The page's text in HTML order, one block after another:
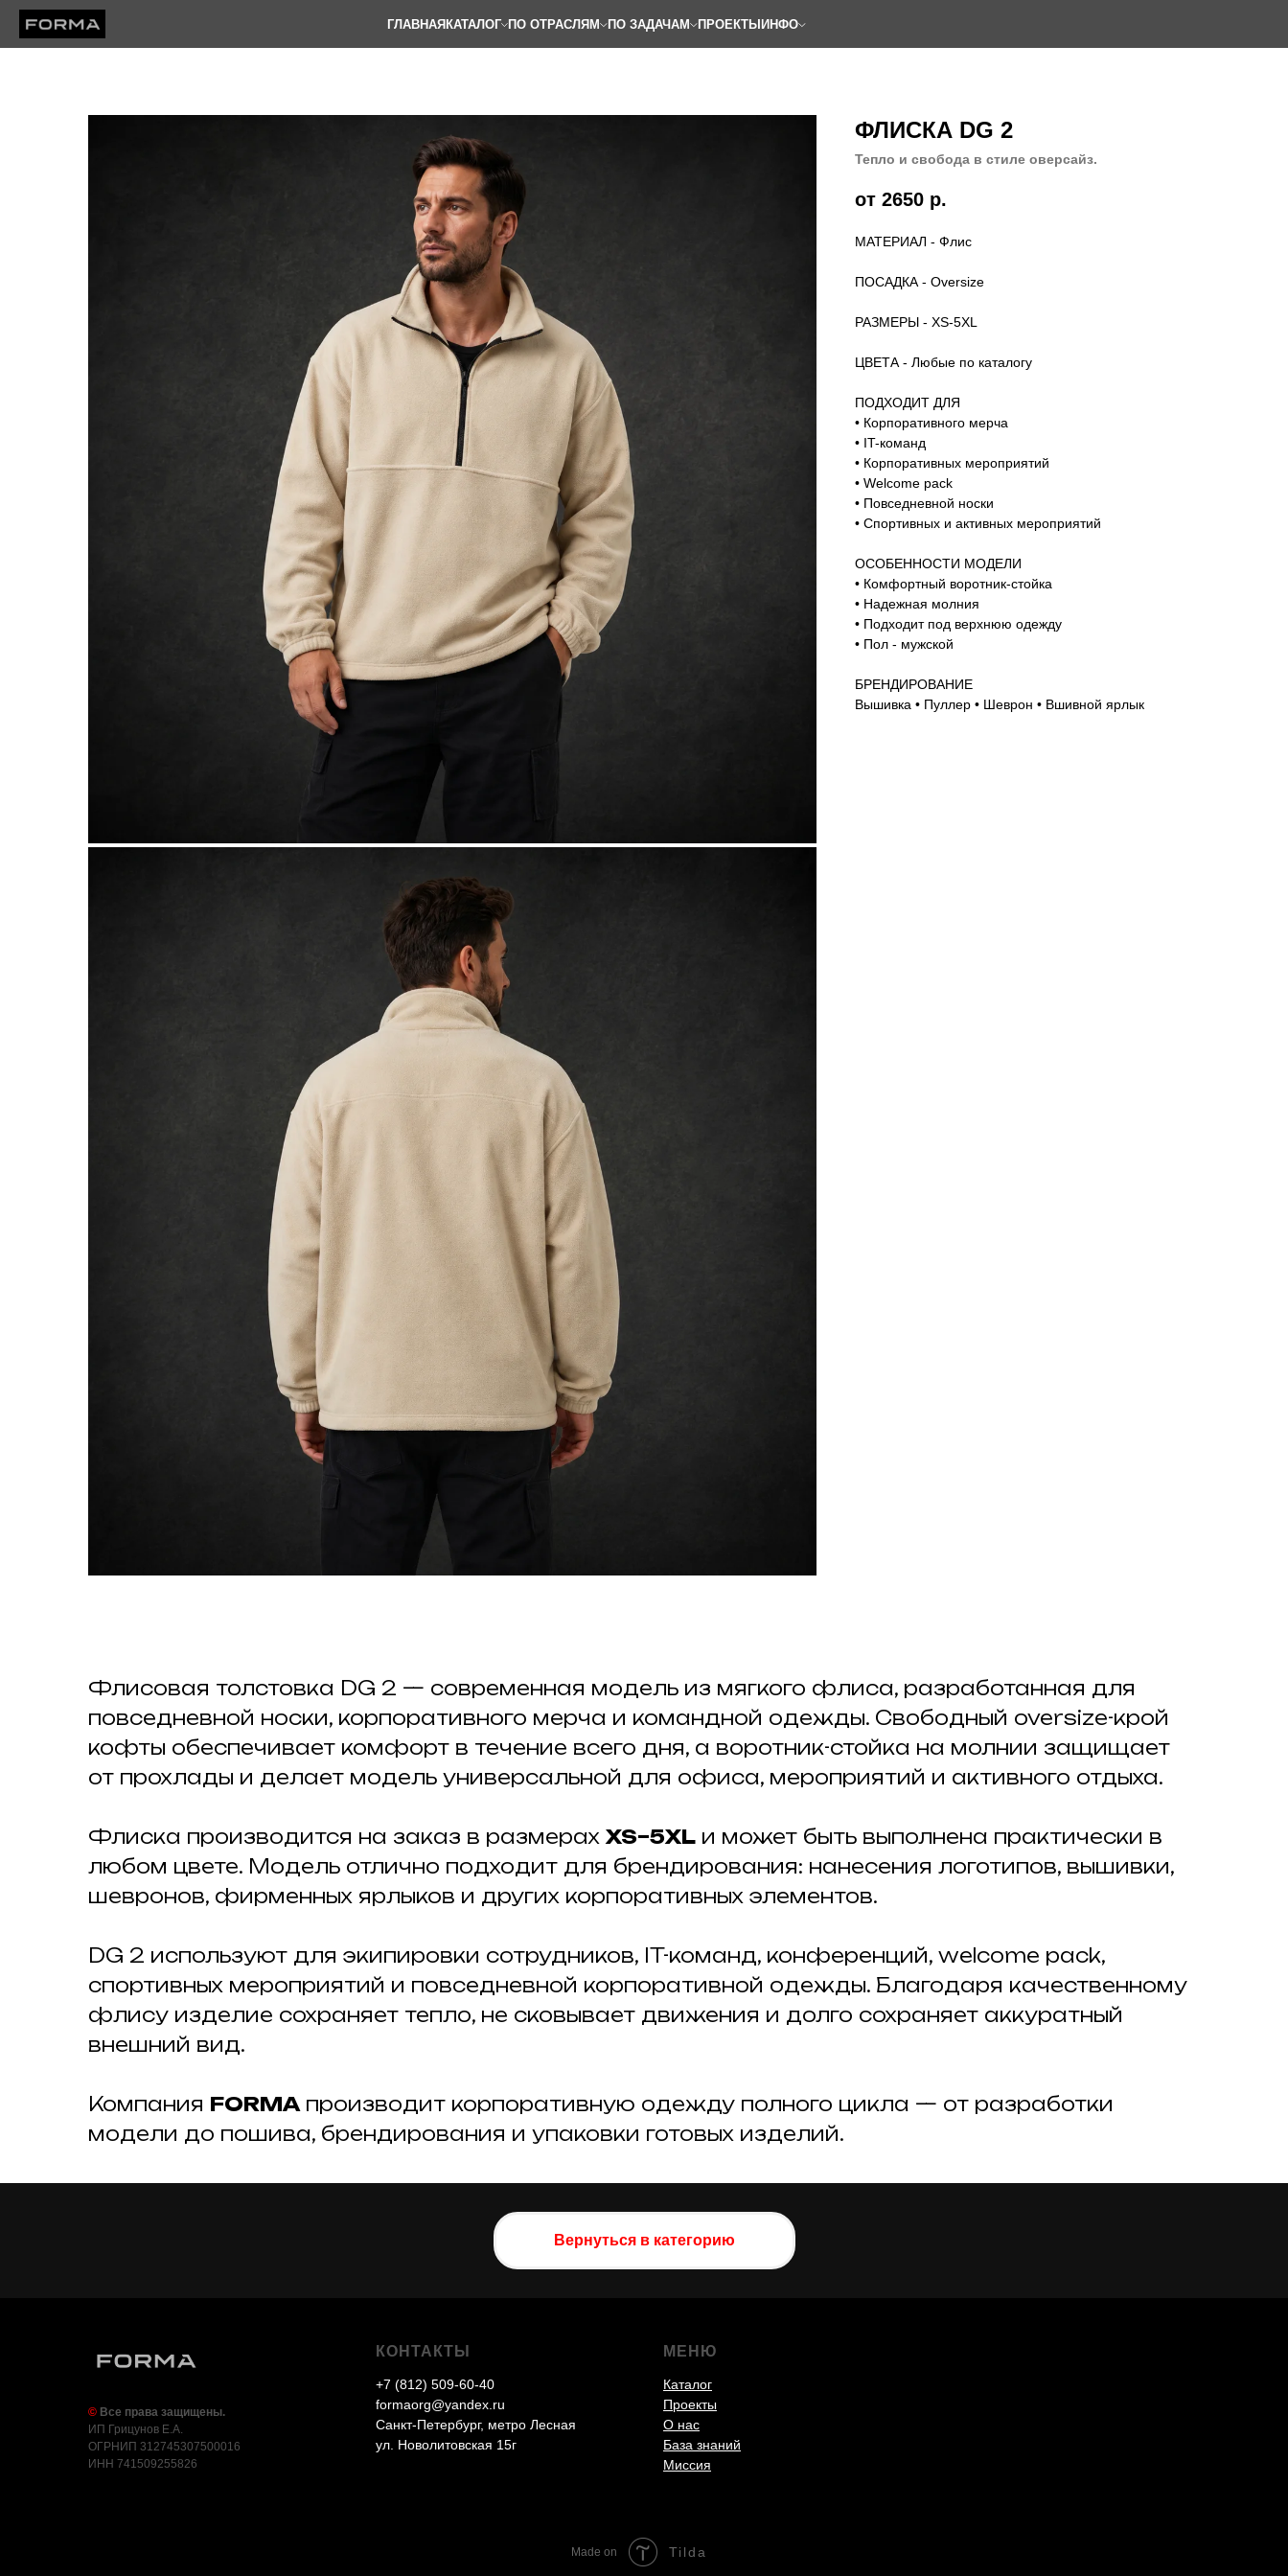
ГЛАВНАЯКАТАЛОГ ПО ОТРАСЛЯМ ПО ЗАДАЧАМ ПРОЕКТЫИНФО
ФЛИСКА DG 2
Тепло и свобода в стиле оверсайз.
от 2650 р.
МАТЕРИАЛ - Флис
ПОСАДКА - Oversize
РАЗМЕРЫ - XS-5XL
ЦВЕТА - Любые по каталогу
ПОДХОДИТ ДЛЯ
• Корпоративного мерча
• IT-команд
• Корпоративных мероприятий
• Welcome pack
• Повседневной носки
• Спортивных и активных мероприятий
ОСОБЕННОСТИ МОДЕЛИ
• Комфортный воротник-стойка
• Надежная молния
• Подходит под верхнюю одежду
• Пол - мужской
БРЕНДИРОВАНИЕ
Вышивка • Пуллер • Шеврон • Вшивной ярлык
Флисовая толстовка DG 2 — современная модель из мягкого флиса, разработанная для
повседневной носки, корпоративного мерча и командной одежды. Свободный oversize-крой
кофты обеспечивает комфорт в течение всего дня, а воротник-стойка на молнии защищает
от прохлады и делает модель универсальной для офиса, мероприятий и активного отдыха.
Флиска производится на заказ в размерахXS–5XL и может быть выполнена практически в
любом цвете. Модель отлично подходит для брендирования: нанесения логотипов, вышивки,
шевронов, фирменных ярлыков и других корпоративных элементов.
DG 2 используют для экипировки сотрудников, IT-команд, конференций, welcome pack,
спортивных мероприятий и повседневной корпоративной одежды. Благодаря качественному
флису изделие сохраняет тепло, не сковывает движения и долго сохраняет аккуратный
внешний вид.
Компания FORMAпроизводит корпоративную одежду полного цикла — от разработки
модели до пошива, брендирования и упаковки готовых изделий.
Вернуться в категорию
© Все права защищены.
ИП Грицунов Е.А.
ОГРНИП 312745307500016
ИНН 741509255826
КОНТАКТЫ
+7 (812) 509-60-40
formaorg@yandex.ru
Санкт-Петербург, метро Лесная
ул. Новолитовская 15г
МЕНЮ
Каталог
Проекты
О нас
База знаний
Миссия
Made on Tilda